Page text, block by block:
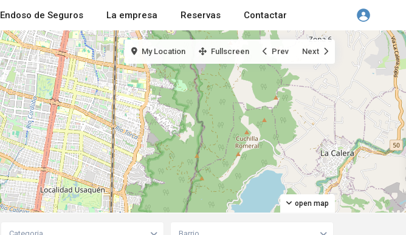
Endoso de Seguros La empresa Reservas Contactar
open map
My Location Fullscreen Prev Next